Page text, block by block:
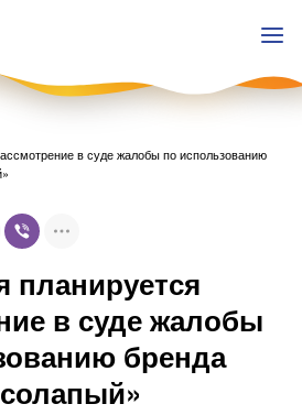
в суде жалобы по использованию
планируется
в суде жалобы
бренда